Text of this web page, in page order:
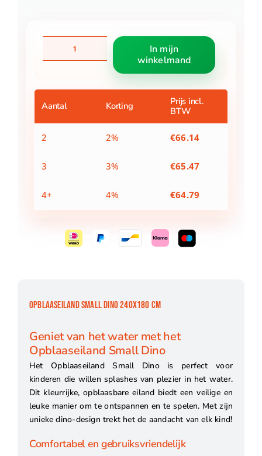
Opblaaseiland
Small
Cm
In mijn
winkelmand
Aantal Korting
Prijs incl.
BTW
2 2% €66.14
3 3% €65.47
4+ 4% €64.79
OPBLAASEILAND SMALL DINO 240X180 CM
Geniet van het water met het
Opblaaseiland Small Dino
Het Opblaaseiland Small Dino is perfect voor
kinderen die willen splashes van plezier in het water.
Dit kleurrijke, opblaasbare eiland biedt een veilige en
leuke manier om te ontspannen en te spelen. Met zijn
unieke dino-design trekt het de aandacht van elk kind!
Comfortabel en gebruiksvriendelijk